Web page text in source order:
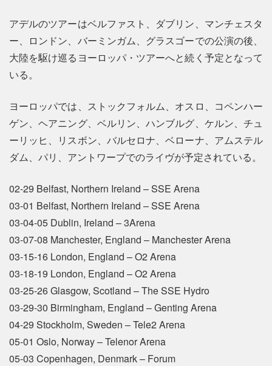
アデルのツアーはベルファスト、ダブリン、マンチェスタ
ー、ロンドン、バーミンガム、グラスゴーでの公演の後、
大陸を駆け巡るヨーロッパ・ツアーへと続く予定となって
いる。
ヨーロッパでは、ストックフォルム、オスロ、コペンハー
ゲン、ヘアニング、ベルリン、ハンブルグ、ケルン、チュ
ーリッヒ、リスボン、バルセロナ、ベローナ、アムステル
ダム、パリ、アントワープでのライヴが予定されている。
02-29 Belfast, Northern Ireland – SSE Arena
03-01 Belfast, Northern Ireland – SSE Arena
03-04-05 Dublin, Ireland – 3Arena
03-07-08 Manchester, England – Manchester Arena
03-15-16 London, England – O2 Arena
03-18-19 London, England – O2 Arena
03-25-26 Glasgow, Scotland – The SSE Hydro
03-29-30 Birmingham, England – Genting Arena
04-29 Stockholm, Sweden – Tele2 Arena
05-01 Oslo, Norway – Telenor Arena
05-03 Copenhagen, Denmark – Forum